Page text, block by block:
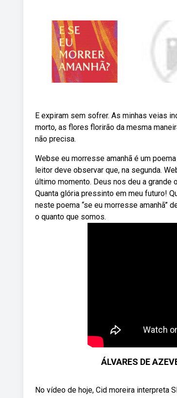
E expiram sem sofrer. As minhas veias
morto, as flores florirão da mesma
não precisa.
Webse eu morresse amanhã é um
leitor deve observar que, na segunda.
último momento. Deus nos deu a grande
Quanta glória pressinto em meu futuro!
neste poema “se eu morresse amanhã”
o quanto que somos.
ÁLVARES DE
No vídeo de hoje, Cid moreira interpreta